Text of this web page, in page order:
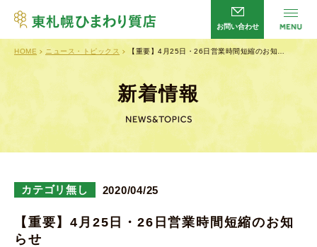
お問い合わせ
HOME サービス
新着情報 プライバシーポリシー
お問い合わせ
HOME ニュース・トピックス 【重要】4月25日・26日営業時間短縮のお知…
新着情報
カテゴリ無し 2020/04/25
【重要】4月25日・26日営業時間短縮のお知
らせ